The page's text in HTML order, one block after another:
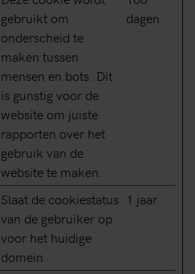
gebruikt om
onderscheid te
maken tussen
mensen en bots. Dit
is gunstig voor de
website om juiste
rapporten over het
gebruik van de
website te maken.
dagen
Slaat de cookiestatus
van de gebruiker op
voor het huidige
domein
1 jaar